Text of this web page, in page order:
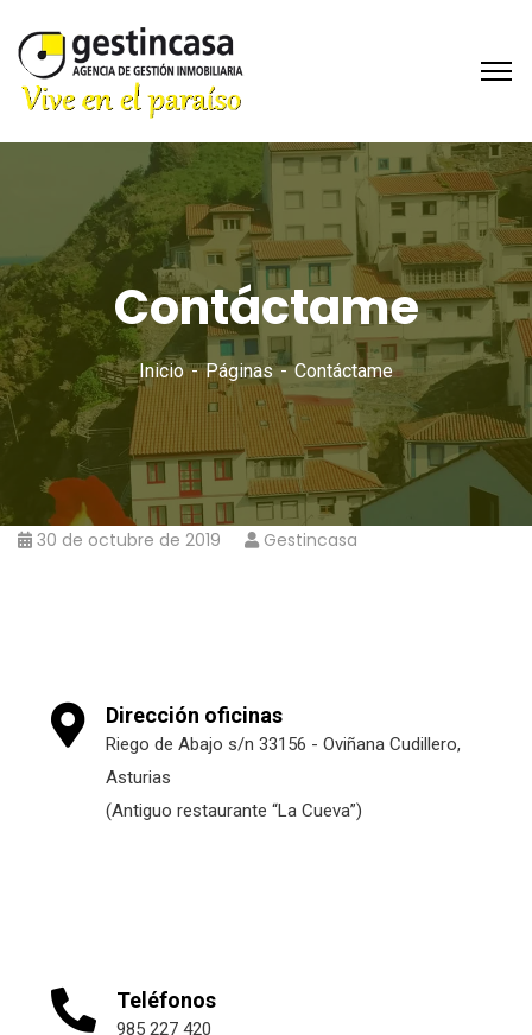
Contáctame
Inicio Páginas Contáctame
30 de octubre de 2019 Gestincasa
Dirección oficinas
Riego de Abajo s/n 33156 - Oviñana Cudillero,
Asturias
(Antiguo restaurante “La Cueva”)
Teléfonos
985 227 420